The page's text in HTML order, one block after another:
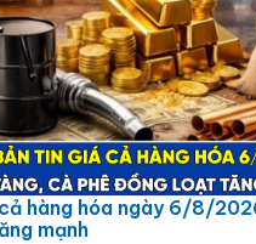
hàng hóa ngày 6/8/
mạnh